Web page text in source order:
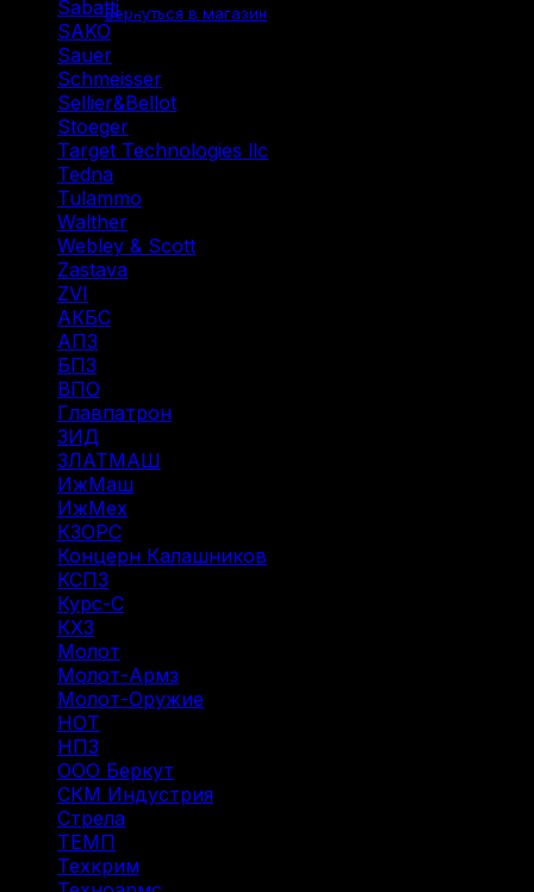
Вернуться в магазин
Sabatti (2)
SAKO (3)
Sauer
Schmeisser
Sellier&Bellot
Stoeger
Target Technologies llc
Tedna
Tulammo
Walther
Webley & Scott
Zastava
ZVI
АКБС
АПЗ
БПЗ
ВПО
Главпатрон
ЗИД
ЗЛАТМАШ
ИжМаш
ИжМех
КЗОРС
Концерн Калашников
КСПЗ
Курс-С
КХЗ
Молот
Молот-Армз
Молот-Оружие
НОТ
НПЗ
ООО Беркут
СКМ Индустрия
Стрела
ТЕМП
Техкрим